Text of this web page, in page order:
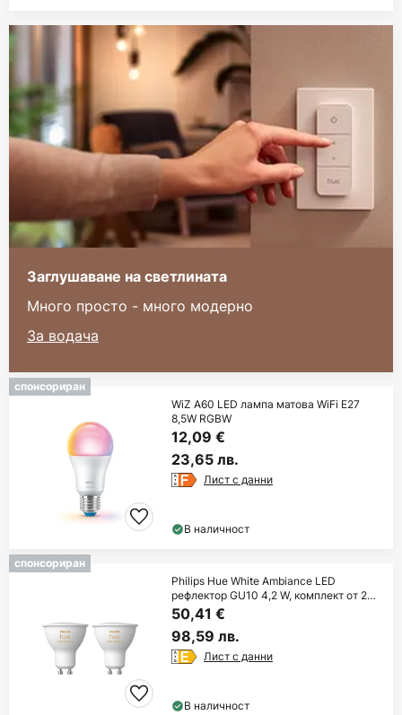
Заглушаване на светлината
Много просто - много модерно
За водача
спонсориран
WiZ A60 LED лампа матова WiFi E27
8,5W RGBW
12,09 €
23,65 лв.
Лист с данни
В наличност
спонсориран
Philips Hue White Ambiance LED
рефлектор GU10 4,2 W, комплект от 2
броя
50,41 €
98,59 лв.
Лист с данни
В наличност